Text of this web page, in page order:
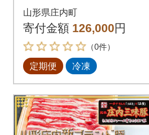
ブランド豚 三元豚【9
月中旬発送】
山形県庄内町
寄付金額 126,000円
（0件）
定期便 冷凍